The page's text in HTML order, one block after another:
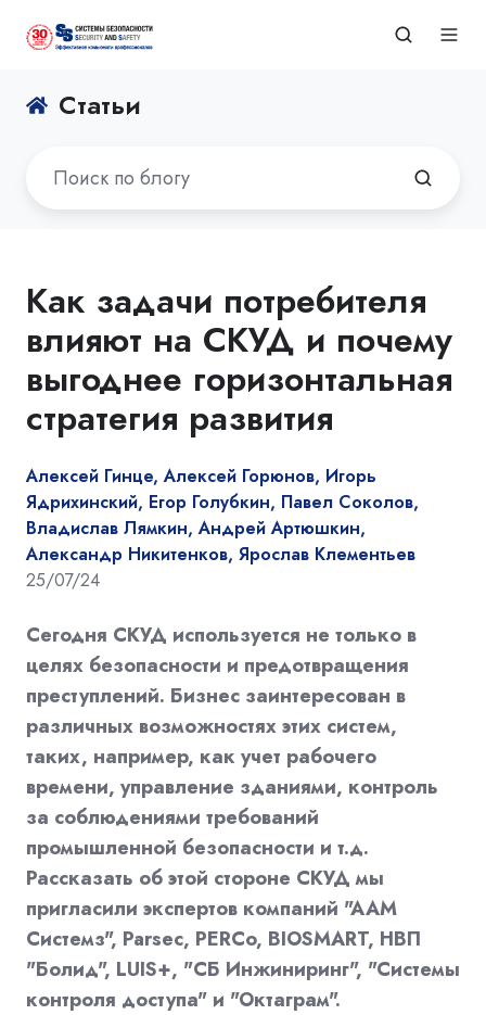
Статьи
Как задачи потребителя
влияют на СКУД и почему
выгоднее горизонтальная
стратегия развития
Алексей Гинце, Алексей Горюнов, Игорь
Ядрихинский, Егор Голубкин, Павел Соколов,
Владислав Лямкин, Андрей Артюшкин,
Александр Никитенков, Ярослав Клементьев
25/07/24
Сегодня СКУД используется не только в
целях безопасности и предотвращения
преступлений. Бизнес заинтересован в
различных возможностях этих систем,
таких, например, как учет рабочего
времени, управление зданиями, контроль
за соблюдениями требований
промышленной безопасности и т.д.
Рассказать об этой стороне СКУД мы
пригласили экспертов компаний "ААМ
Системз", Parsec, PERCo, BIOSMART, НВП
"Болид", LUIS+, "СБ Инжиниринг", "Системы
контроля доступа" и "Октаграм".